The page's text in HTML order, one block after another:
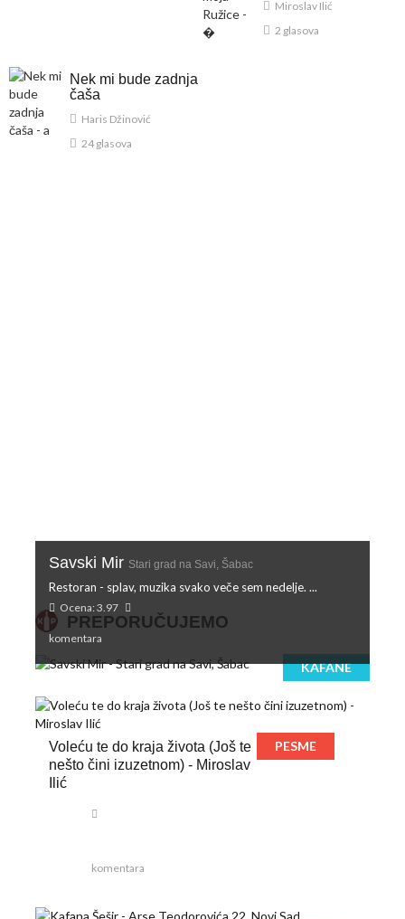
Miroslav Ilić
2 glasova
Nek mi bude zadnja
čaša
Haris Džinović
24 glasova
PREPORUČUJEMO
KAFANE
Savski Mir Stari grad na Savi, Šabac
Restoran - splav, muzika svako veče sem nedelje. ...
Ocena: 3.97
komentara
Voleću te do kraja života (Još te
nešto čini izuzetnom) - Miroslav
Ilić
PESME
komentara